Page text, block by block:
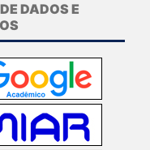
DADOS E